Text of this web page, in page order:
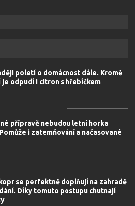
poletí o domácnost dále. Kromě
je odpudí i citron s hřebíčkem
přípravě nebudou letní horka
i zatemňování a načasované
se perfektně doplňují na zahradě
Díky tomuto postupu chutnají